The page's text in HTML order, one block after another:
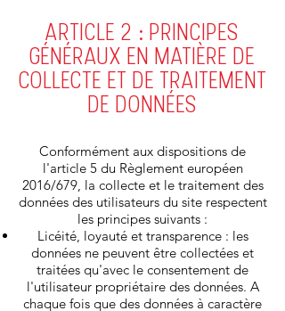
ARTICLE 2 : PRINCIPES
GÉNÉRAUX EN MATIÈRE DE
COLLECTE ET DE TRAITEMENT
DE DONNÉES
Conformément aux dispositions de
l'article 5 du Règlement européen
2016/679, la collecte et le traitement des
données des utilisateurs du site respectent
les principes suivants :
Licéité, loyauté et transparence : les
données ne peuvent être collectées et
traitées qu'avec le consentement de
l'utilisateur propriétaire des données. A
chaque fois que des données à caractère